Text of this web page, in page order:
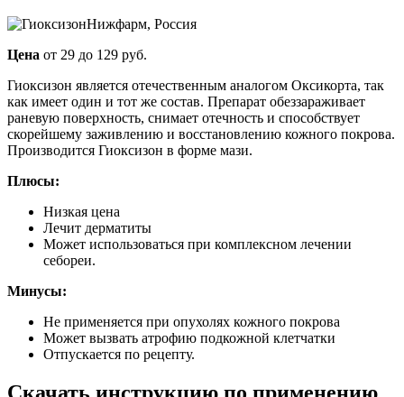
Нижфарм, Россия
Цена от 29 до 129 руб.
Гиоксизон является отечественным аналогом Оксикорта, так
как имеет один и тот же состав. Препарат обеззараживает
раневую поверхность, снимает отечность и способствует
скорейшему заживлению и восстановлению кожного покрова.
Производится Гиоксизон в форме мази.
Плюсы:
Низкая цена
Лечит дерматиты
Может использоваться при комплексном лечении
себореи.
Минусы:
Не применяется при опухолях кожного покрова
Может вызвать атрофию подкожной клетчатки
Отпускается по рецепту.
Скачать инструкцию по применению